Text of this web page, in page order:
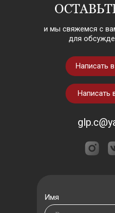
и мы свяжемся с
для
Имя
Написать
Написать